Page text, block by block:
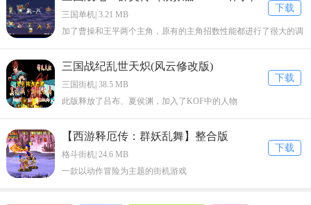
下载
三国单机| 3.21 MB
加了曹操和王平两个主角，原有的主角招数性能都进行了很大的调
下载
三国战纪乱世天炽(风云修改版)
三国街机| 38.5 MB
此版释放了吕布、夏侯渊，加入了KOF中的人物
下载
【西游释厄传：群妖乱舞】整合版
格斗街机| 24.6 MB
一款以动作冒险为主题的街机游戏